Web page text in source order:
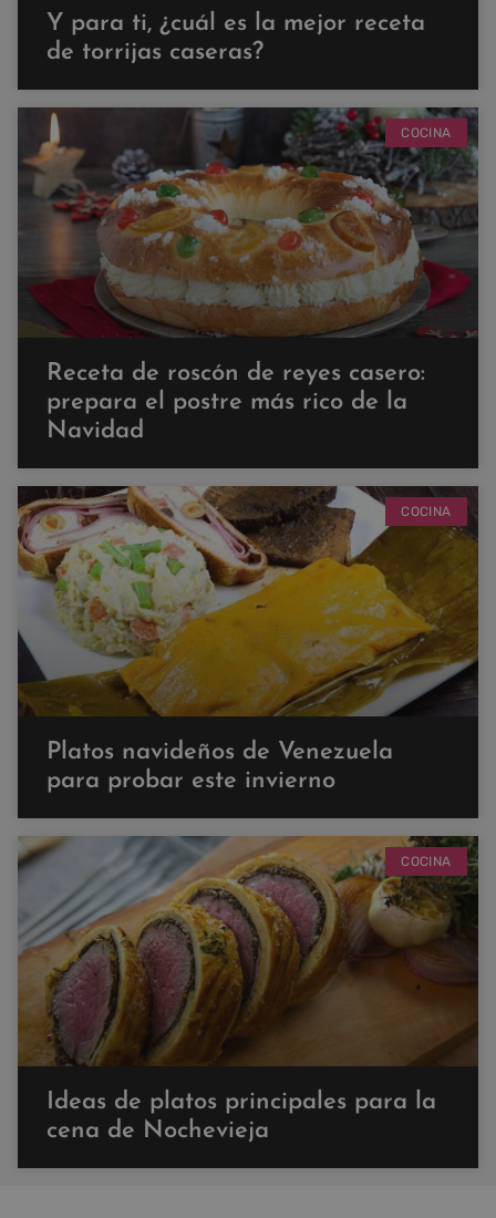
Y para ti, ¿cuál es la mejor receta
de torrijas caseras?
COCINA
Receta de roscón de reyes casero:
prepara el postre más rico de la
Navidad
COCINA
Platos navideños de Venezuela
para probar este invierno
COCINA
Ideas de platos principales para la
cena de Nochevieja